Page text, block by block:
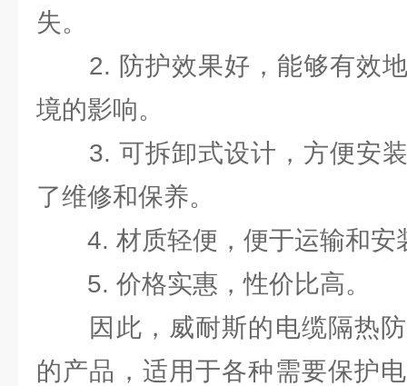
失。
2. 防护效果好，能够有效地
境的影响。
3. 可拆卸式设计，方便安装
了维修和保养。
4. 材质轻便，便于运输和安
5. 价格实惠，性价比高。
因此，威耐斯的电缆隔热防
的产品，适用于各种需要保护